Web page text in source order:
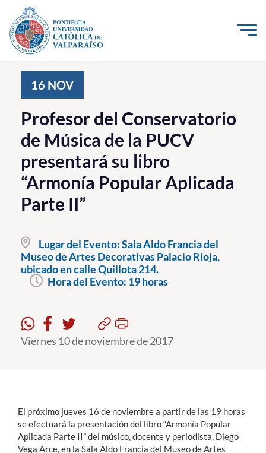
Click acá para ir directamente al contenido
Investigación, Creación e Innovación
PUCV Internacional
Vinculación con el Medio
Admisión
Pregrado
Postgrado
Formación Continua
Académicos
Funcionarios
English
16 NOV
Profesor del Conservatorio
de Música de la PUCV
presentará su libro
“Armonía Popular Aplicada
Parte II”
Lugar del Evento:Sala Aldo Francia del
Museo de Artes Decorativas Palacio Rioja,
ubicado en calle Quillota 214.
Hora del Evento: 19 horas
Viernes 10 de noviembre de 2017
El próximo jueves 16 de noviembre a partir de las 19 horas
se efectuará la presentación del libro “Armonía Popular
Aplicada Parte II” del músico, docente y periodista, Diego
Vega Arce, en la Sala Aldo Francia del Museo de Artes